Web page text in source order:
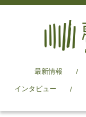
最新情報
インタビュー